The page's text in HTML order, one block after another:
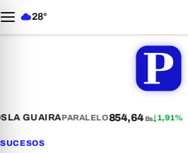
28°
LA GUAIRAPARALELO854,64Bs↓1,91%
SUCESOS